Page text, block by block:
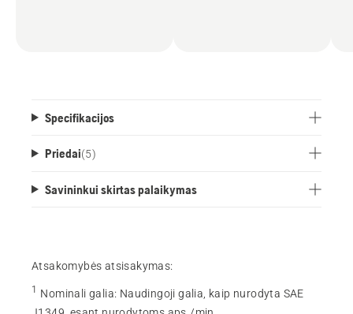
Specifikacijos
Priedai(5)
Savininkui skirtas palaikymas
Atsakomybės atsisakymas:
1 Nominali galia: Naudingoji galia, kaip nurodyta SAE